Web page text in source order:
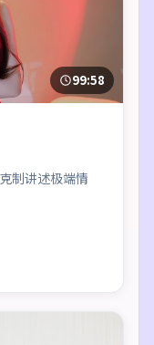
99:58
制讲述极端情